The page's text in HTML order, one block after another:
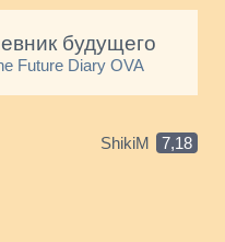
будущего
Future Diary OVA
ShikiM 7,18